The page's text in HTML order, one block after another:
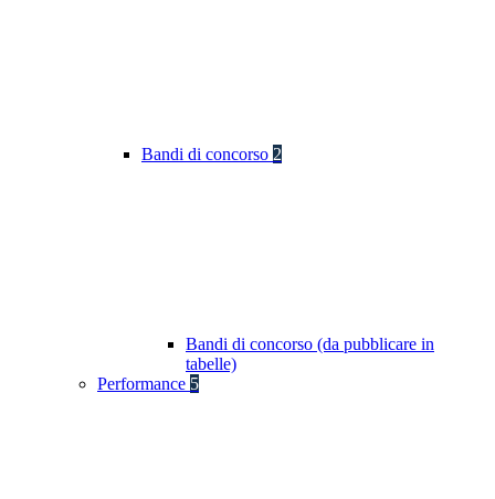
Bandi di concorso 2
Bandi di concorso (da pubblicare in
tabelle)
Performance 5